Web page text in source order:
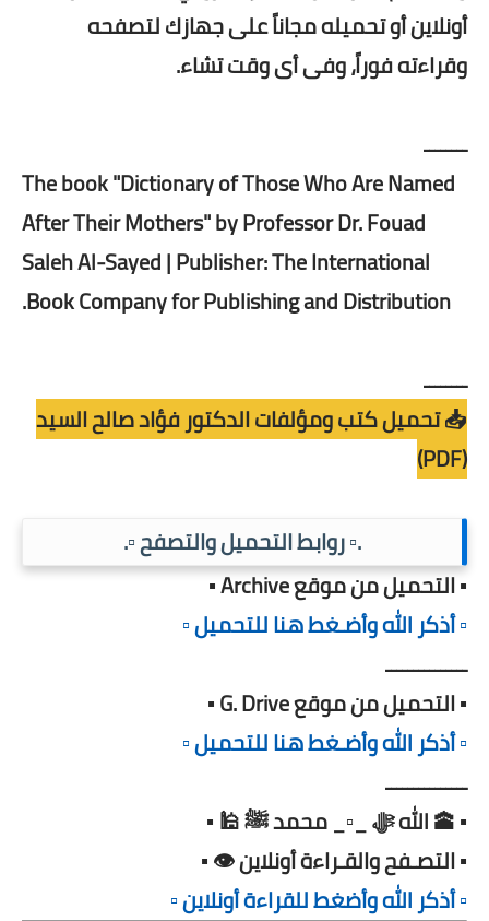
أونلاين أو تحميله مجاناً على جهازك لتصفحه
وقراءته فوراً، وفى أى وقت تشاء.
ــــــــ
The book "Dictionary of Those Who Are Named
After Their Mothers" by Professor Dr. Fouad
Saleh Al-Sayed | Publisher: The International
Book Company for Publishing and Distribution.
ــــــــ
📥 تحميل كتب ومؤلفات الدكتور فؤاد صالح السيد
(PDF)
.▫️ روابط التحميل والتصفح ▫️.
▪️ التحميل من موقع Archive ▪️
▫️ أذكر الله وأضـغط هنا للتحميل ▫️
ـــــــــــــــ
▪️ التحميل من موقع G. Drive ▪️
▫️ أذكر الله وأضـغط هنا للتحميل ▫️
ـــــــــــــــ
▪️ 🕋 الله ﷻ _▫️_ محمد ﷺ 🕌 ▪️
▪️ التصـفح والقـراءة أونلاين 👁️ ▪️
▫️ أذكر الله وأضغط للقراءة أونلاين ▫️